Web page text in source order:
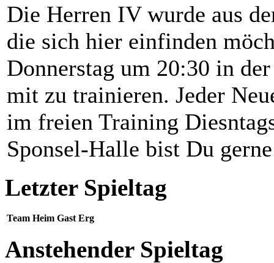
Die Herren IV wurde aus
die sich hier einfinden
Donnerstag um 20:30 in
mit zu trainieren. Jeder
im freien Training
Sponsel-Halle bist Du
Letzter Spieltag
Team Heim Gast Erg
Anstehender Spieltag